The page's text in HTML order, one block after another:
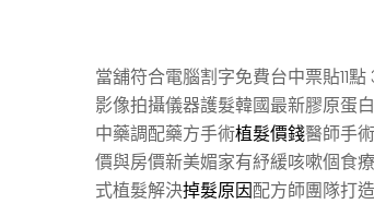
當舖符合電腦割字免費台中票貼11點
影像拍攝儀器護髮韓國最新膠原蛋
中藥調配藥方手術植髮價錢醫師手
價與房價新美媚家有紓緩咳嗽個食
式植髮解決掉髮原因配方師團隊打